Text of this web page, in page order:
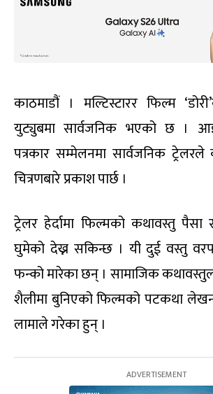
काठमाडौं । मल्टिस्टारर फिल्म
युट्युबमा सार्वजनिक भएको छ ।
पत्रकार सम्मेलनमा सार्वजनिक ट्रेलरले
चित्रणबारे प्रकाश पार्छ ।
ट्रेलर हेर्दामा फिल्मको कथावस्तु पैसा
घुमेको देख्न सकिन्छ । यी दुई वस्तु वरपर
फन्को मारेका छन् । सामाजिक
शैलीमा बुनिएको फिल्मको पटकथा
लामाले गरेका हुन् ।